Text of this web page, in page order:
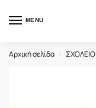
MENU
Αρχική σελίδα / ΣΧΟΛΕΙΟ